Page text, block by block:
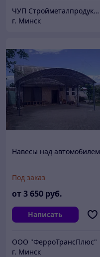
ЧУП Стройметалпродукция
г. Минск
Навесы над автомобилем
Под заказ
от3 650 руб.
Написать
ООО "ФерроТрансПлюс"
г. Минск